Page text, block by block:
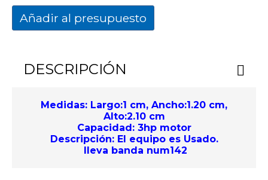
Añadir al presupuesto
DESCRIPCIÓN
Medidas: Largo:1 cm, Ancho:1.20 cm,
Alto:2.10 cm
Capacidad: 3hp motor
Descripción: El equipo es Usado.
lleva banda num142